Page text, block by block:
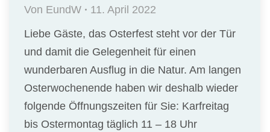
Von EundW
11. April 2022
Liebe Gäste, das Osterfest steht vor der Tür
und damit die Gelegenheit für einen
wunderbaren Ausflug in die Natur. Am langen
Osterwochenende haben wir deshalb wieder
folgende Öffnungszeiten für Sie: Karfreitag
bis Ostermontag täglich 11 – 18 Uhr